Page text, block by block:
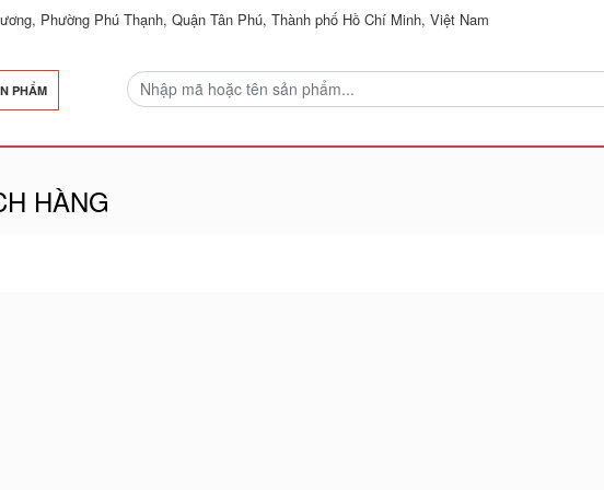
Phường Phú Thạnh, Quận Tân Phú, Thành phố Hồ Chí Minh, Việt Nam
PHẨM
HÀNG